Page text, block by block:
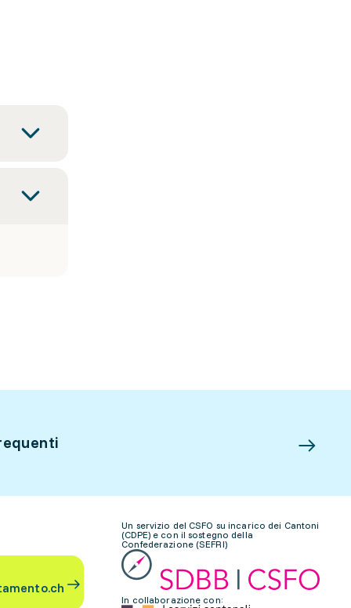
Un servizio del CSFO su incarico dei Cantoni
(CDPE) e con il sostegno della
Confederazione (SEFRI)
In collaborazione con: